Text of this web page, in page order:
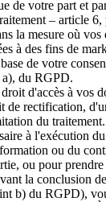
de votre part et
– article
la mesure où vos
à des fins de
de votre
du RGPD.
d'accès à vos
de rectification,
du
à l'exécution
ou du
ou pour prendre
la conclusion
b) du RGPD),